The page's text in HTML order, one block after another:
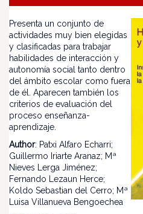
Presenta un conjunto de
actividades muy bien elegidas
y clasificadas para trabajar
habilidades de interacción y
autonomía social tanto dentro
del ámbito escolar como fuera
de él. Aparecen también los
criterios de evaluación del
proceso enseñanza-
aprendizaje.
Author: Patxi Alfaro Echarri;
Guillermo Iriarte Aranaz; Mª
Nieves Lerga Jiménez;
Fernando Lezaun Herce;
Koldo Sebastian del Cerro; Mª
Luisa Villanueva Bengoechea